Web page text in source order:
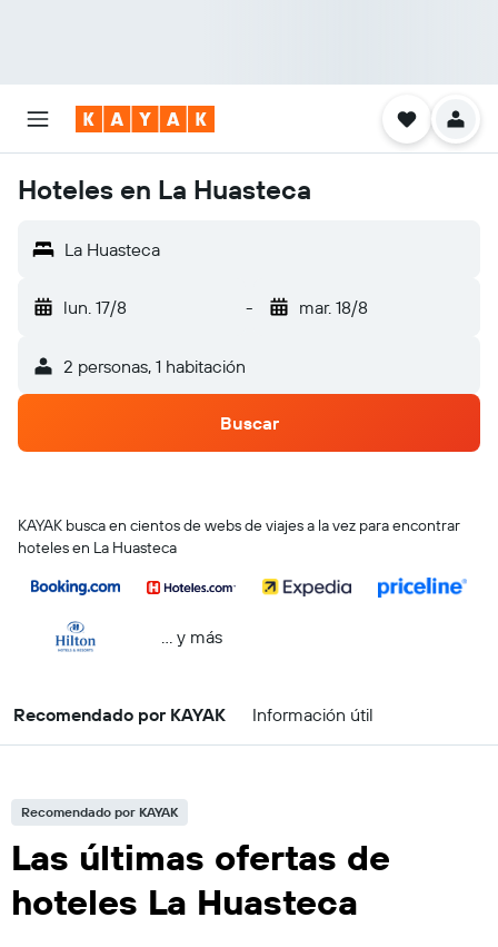
Hoteles en La Huasteca
La Huasteca
lun. 17/8 - mar. 18/8
2 personas, 1 habitación
Buscar
KAYAK busca en cientos de webs de viajes a la vez para encontrar
hoteles en La Huasteca
… y más
Recomendado por KAYAK Información útil
Recomendado por KAYAK
Las últimas ofertas de
hoteles La Huasteca